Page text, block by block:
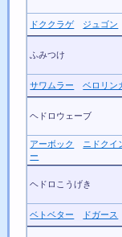
ドククラゲ ジュゴン
ふみつけ
サワムラー ベロリン
ヘドロウェーブ
アーボック ニドクイ
ー
ヘドロこうげき
ベトベター ドガース